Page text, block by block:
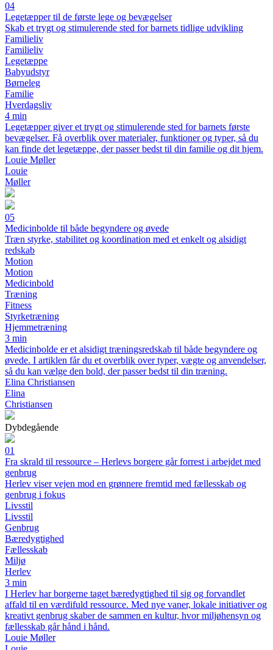
04
Legetæpper til de første lege og bevægelser
Skab et trygt og stimulerende sted for barnets tidlige udvikling
Familieliv
Familieliv
Legetæppe
Babyudstyr
Børneleg
Familie
Hverdagsliv
4 min
Legetæpper giver et trygt og stimulerende sted for barnets første
bevægelser. Få overblik over materialer, funktioner og typer, så du
kan finde det legetæppe, der passer bedst til din familie og dit hjem.
Louie Møller
Louie
Møller
05
Medicinbolde til både begyndere og øvede
Træn styrke, stabilitet og koordination med et enkelt og alsidigt
redskab
Motion
Motion
Medicinbold
Træning
Fitness
Styrketræning
Hjemmetræning
3 min
Medicinbolde er et alsidigt træningsredskab til både begyndere og
øvede. I artiklen får du et overblik over typer, vægte og anvendelser,
så du kan vælge den bold, der passer bedst til din træning.
Elina Christiansen
Elina
Christiansen
Dybdegående
01
Fra skrald til ressource – Herlevs borgere går forrest i arbejdet med
genbrug
Herlev viser vejen mod en grønnere fremtid med fællesskab og
genbrug i fokus
Livsstil
Livsstil
Genbrug
Bæredygtighed
Fællesskab
Miljø
Herlev
3 min
I Herlev har borgerne taget bæredygtighed til sig og forvandlet
affald til en værdifuld ressource. Med nye vaner, lokale initiativer og
kreativt genbrug skaber de sammen en kultur, hvor miljøhensyn og
fællesskab går hånd i hånd.
Louie Møller